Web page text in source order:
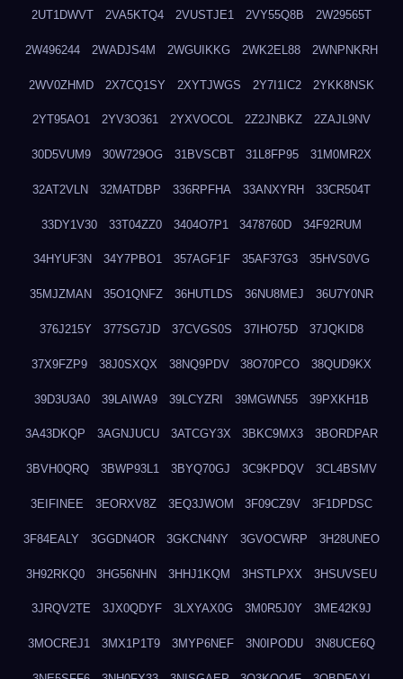
2UT1DWVT 2VA5KTQ4 2VUSTJE1 2VY55Q8B 2W29565T
2W496244 2WADJS4M 2WGUIKKG 2WK2EL88 2WNPNKRH
2WV0ZHMD 2X7CQ1SY 2XYTJWGS 2Y7I1IC2 2YKK8NSK
2YT95AO1 2YV3O361 2YXVOCOL 2Z2JNBKZ 2ZAJL9NV
30D5VUM9 30W729OG 31BVSCBT 31L8FP95 31M0MR2X
32AT2VLN 32MATDBP 336RPFHA 33ANXYRH 33CR504T
33DY1V30 33T04ZZ0 3404O7P1 3478760D 34F92RUM
34HYUF3N 34Y7PBO1 357AGF1F 35AF37G3 35HVS0VG
35MJZMAN 35O1QNFZ 36HUTLDS 36NU8MEJ 36U7Y0NR
376J215Y 377SG7JD 37CVGS0S 37IHO75D 37JQKID8
37X9FZP9 38J0SXQX 38NQ9PDV 38O70PCO 38QUD9KX
39D3U3A0 39LAIWA9 39LCYZRI 39MGWN55 39PXKH1B
3A43DKQP 3AGNJUCU 3ATCGY3X 3BKC9MX3 3BORDPAR
3BVH0QRQ 3BWP93L1 3BYQ70GJ 3C9KPDQV 3CL4BSMV
3EIFINEE 3EORXV8Z 3EQ3JWOM 3F09CZ9V 3F1DPDSC
3F84EALY 3GGDN4OR 3GKCN4NY 3GVOCWRP 3H28UNEO
3H92RKQ0 3HG56NHN 3HHJ1KQM 3HSTLPXX 3HSUVSEU
3JRQV2TE 3JX0QDYF 3LXYAX0G 3M0R5J0Y 3ME42K9J
3MOCREJ1 3MX1P1T9 3MYP6NEF 3N0IPODU 3N8UCE6Q